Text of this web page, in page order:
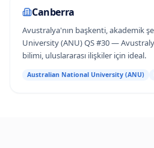
Canberra
Avustralya'nın başkenti, akademik
University (ANU) QS #30 —
bilimi, uluslararası ilişkiler için ideal.
Australian National University (ANU)